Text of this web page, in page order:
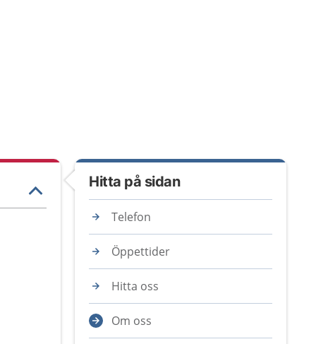
Hitta på sidan
Telefon
Öppettider
Hitta oss
Om oss